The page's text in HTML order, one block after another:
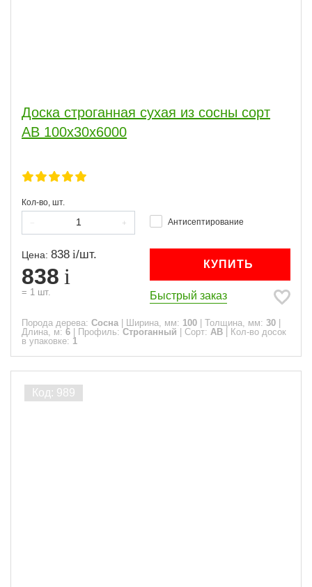
Доска строганная сухая из сосны сорт
АВ 100x30x6000
Кол-во, шт.
Антисептирование
Цена: 838 /шт.
838
= 1 шт.
КУПИТЬ
Быстрый заказ
Порода дерева: Сосна Ширина, мм: 100 Толщина, мм: 30
Длина, м: 6 Профиль: Строганный Сорт: АВ
Кол-во досок
в упаковке: 1